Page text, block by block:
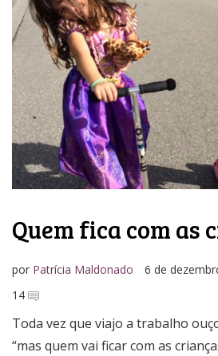
Quem fica com as
por Patrícia Maldonado 6 de
14
Toda vez que viajo a trabalho
“mas quem vai ficar com as